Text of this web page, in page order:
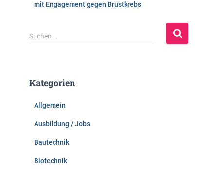
mit Engagement gegen Brustkrebs
S
u
n
Suchen …
Kategorien
Allgemein
Ausbildung / Jobs
Bautechnik
Biotechnik